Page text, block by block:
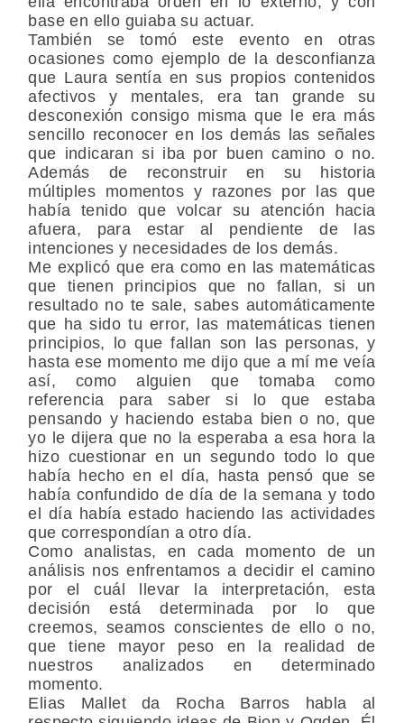
base en ello guiaba su actuar.
También se tomó este evento en otras
ocasiones como ejemplo de la desconfianza
que Laura sentía en sus propios contenidos
afectivos y mentales, era tan grande su
desconexión consigo misma que le era más
sencillo reconocer en los demás las señales
que indicaran si iba por buen camino o no.
Además de reconstruir en su historia
múltiples momentos y razones por las que
había tenido que volcar su atención hacia
afuera, para estar al pendiente de las
intenciones y necesidades de los demás.
Me explicó que era como en las matemáticas
que tienen principios que no fallan, si un
resultado no te sale, sabes automáticamente
que ha sido tu error, las matemáticas tienen
principios, lo que fallan son las personas, y
hasta ese momento me dijo que a mí me veía
así, como alguien que tomaba como
referencia para saber si lo que estaba
pensando y haciendo estaba bien o no, que
yo le dijera que no la esperaba a esa hora la
hizo cuestionar en un segundo todo lo que
había hecho en el día, hasta pensó que se
había confundido de día de la semana y todo
el día había estado haciendo las actividades
que correspondían a otro día.
Como analistas, en cada momento de un
análisis nos enfrentamos a decidir el camino
por el cuál llevar la interpretación, esta
decisión está determinada por lo que
creemos, seamos conscientes de ello o no,
que tiene mayor peso en la realidad de
nuestros analizados en determinado
momento.
Elias Mallet da Rocha Barros habla al